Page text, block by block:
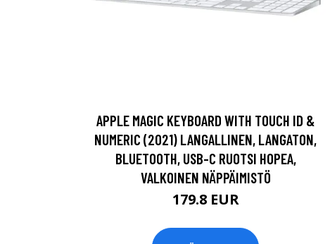
APPLE MAGIC KEYBOARD WITH TOUCH ID &
NUMERIC (2021) LANGALLINEN, LANGATON,
BLUETOOTH, USB-C RUOTSI HOPEA,
VALKOINEN NÄPPÄIMISTÖ
179.8 EUR